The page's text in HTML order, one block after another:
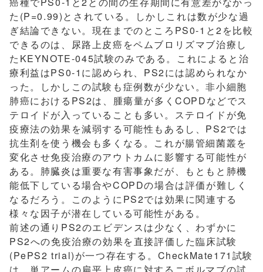
た(P=0.99)とされている。しかしこれは数が少な過
ぎ結論できない。現在までのところPS0-1と2を比較
できるのは、尿路上皮癌をペムブロリズマブ治療し
たKEYNOTE-045試験のみである。これによると治
療利益はPS0-1に認められ、PS2には認められなか
った。しかしこの試験も症例数が少ない。非小細胞
肺癌におけるPS2は、腫瘍量が多くCOPDなどでス
テロイドが入っていることも多い。ステロイドが免
疫療法の効果を減弱する可能性もあるし、PS2では
抗生剤を使う機会も多くなる。これが腸管細菌叢を
変化させ免疫治療のアウトカムに影響する可能性が
ある。肺臓炎は重要な有害事象だが、もともと肺機
能低下している場合やCOPDの場合は評価が難しく
なるだろう。このようにPS2では効果に関連する
様々な因子が潜在している可能性がある。
前述の通りPS2のエビデンスは少なく、わずかに
PS2への免疫治療の効果を直接評価した臨床試験
(PePS2 trial)が一つ存在する。CheckMate171試験